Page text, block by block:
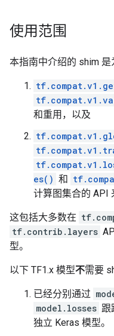
使用范围
本指南中介绍的 shim 是
和重用，以及
es() 和
计算图集合的 API
这包括大多数在
tf.contrib.layers
型。
以下 TF1.x 模型不需要
已经分别通过
model.losses 跟
独立 Keras 模型。